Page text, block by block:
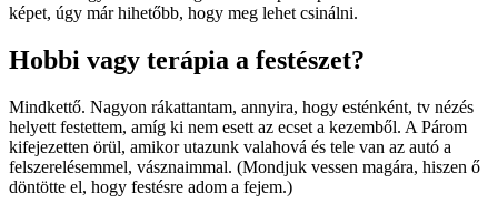
képet, úgy már hihetőbb, hogy meg lehet csinálni.
Hobbi vagy terápia a festészet?
Mindkettő. Nagyon rákattantam, annyira, hogy esténként, tv nézés
helyett festettem, amíg ki nem esett az ecset a kezemből. A Párom
kifejezetten örül, amikor utazunk valahová és tele van az autó a
felszerelésemmel, vásznaimmal. (Mondjuk vessen magára, hiszen ő
döntötte el, hogy festésre adom a fejem.)